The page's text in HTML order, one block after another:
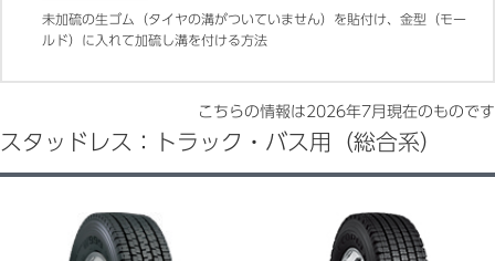
未加硫の生ゴム（タイヤの溝がついていません）を貼付け、金型（モー
ルド）に入れて加硫し溝を付ける方法
こちらの情報は2026年7月 現在のものです
スタッドレス：トラック・バス用（総合系）